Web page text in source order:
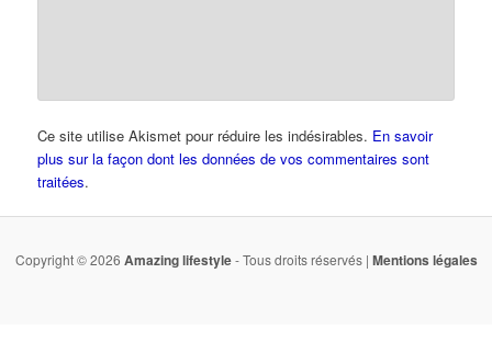
Ce site utilise Akismet pour réduire les indésirables. En savoir
plus sur la façon dont les données de vos commentaires sont
traitées.
Copyright © 2026 Amazing lifestyle- Tous droits réservés | Mentions légales